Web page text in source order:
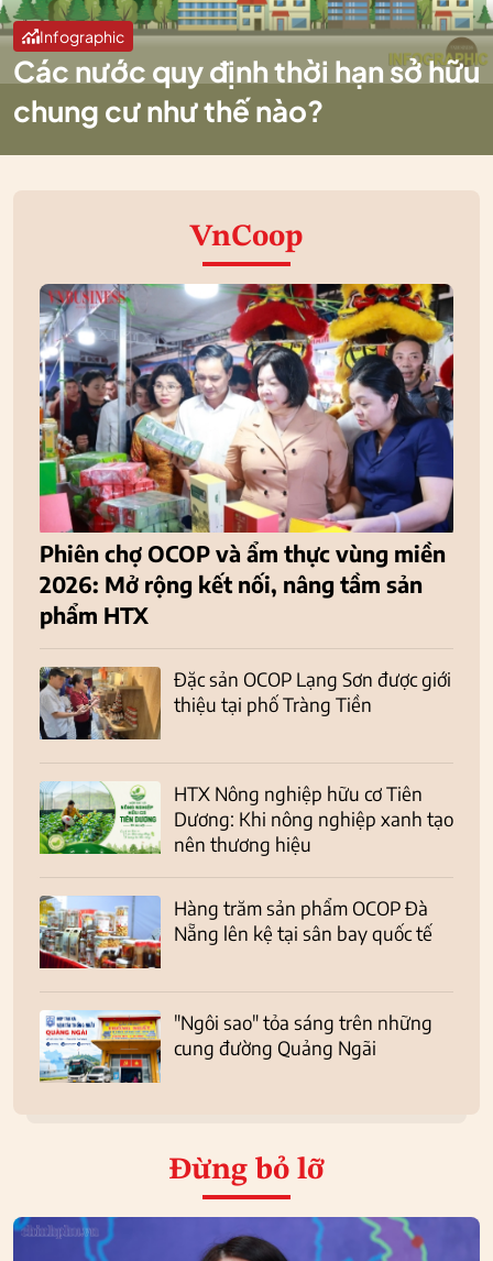
Infographic
Các nước quy định thời hạn sở hữu
chung cư như thế nào?
VnCoop
Phiên chợ OCOP và ẩm thực vùng miền
2026: Mở rộng kết nối, nâng tầm sản
phẩm HTX
Đặc sản OCOP Lạng Sơn được giới
thiệu tại phố Tràng Tiền
HTX Nông nghiệp hữu cơ Tiên
Dương: Khi nông nghiệp xanh tạo
nên thương hiệu
Hàng trăm sản phẩm OCOP Đà
Nẵng lên kệ tại sân bay quốc tế
"Ngôi sao" tỏa sáng trên những
cung đường Quảng Ngãi
Đừng bỏ lỡ